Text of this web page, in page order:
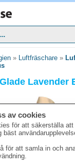
» Luftfräschare »
Lavender
av cookies
för att säkerställa att
bäst
för att samla in och